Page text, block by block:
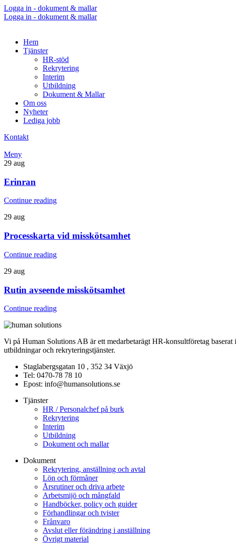
Logga in - dokument & mallar
Logga in - dokument & mallar
Hem
Tjänster
HR-stöd
Rekrytering
Interim
Utbildning
Dokument & Mallar
Om oss
Nyheter
Lediga jobb
Kontakt
Meny
29 aug
Erinran
Continue reading
29 aug
Processkarta vid misskötsamhet
Continue reading
29 aug
Rutin avseende misskötsamhet
Continue reading
Vi på Human Solutions AB är ett medarbetarägt HR-konsultföretag
utbildningar och rekryteringstjänster.
Staglabergsgatan 10 , 352 34 Växjö
Tel: 0470-78 78 10
Epost: info@humansolutions.se
Tjänster
HR / Personalchef på burk
Rekrytering
Interim
Utbildning
Dokument och mallar
Dokument
Rekrytering, anställning och avtal
Lön och förmåner
Årsrutiner och driva arbete
Arbetsmijö och mångfald
Handböcker, policy och guider
Förhandlingar och tvister
Frånvaro
Avslut eller förändring i anställning
Övrigt material